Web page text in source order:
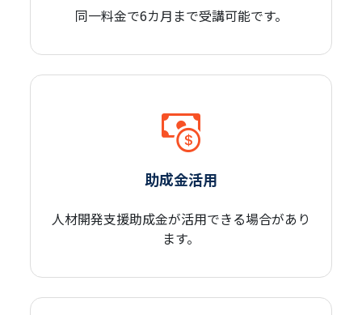
同一料金で6カ月まで受講可能です。
助成金活用
人材開発支援助成金が活用できる場合があり
ます。